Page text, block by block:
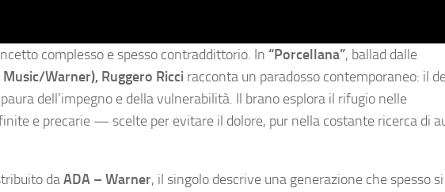
complesso e spesso contraddittorio. In “Porcellana”, ballad dalle
Warner), Ruggero Ricci racconta un paradosso contemporaneo: il
dell’impegno e della vulnerabilità. Il brano esplora il rifugio nelle
e precarie — scelte per evitare il dolore, pur nella costante ricerca di
daADA – Warner, il singolo descrive una generazione che spesso